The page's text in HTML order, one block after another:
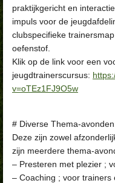
praktijkgericht en
impuls voor de
clubspecifieke
oefenstof.
Klik op de link voor een
jeugdtrainerscursus:
v=oTEz1FJ9O5w
# Diverse Thema-
Deze zijn zowel
zijn meerdere thema-
– Presteren met plezier ;
– Coaching ; voor trainers